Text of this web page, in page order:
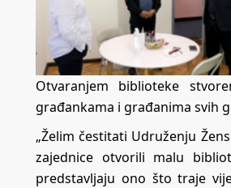
Otvaranjem biblioteke
građankama i građanima svih
„Želim čestitati Udruženju
zajednice otvorili malu
predstavljaju ono što traje